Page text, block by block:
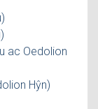
ac Oedolion
Hŷn)